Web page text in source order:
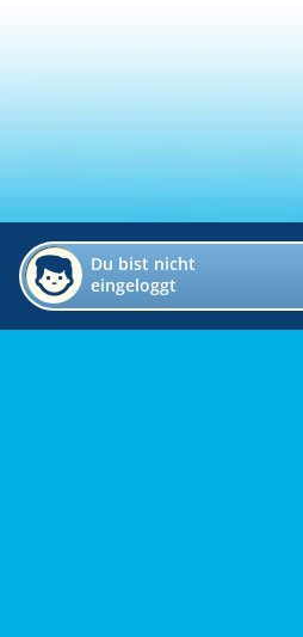
Du bist nicht
eingeloggt